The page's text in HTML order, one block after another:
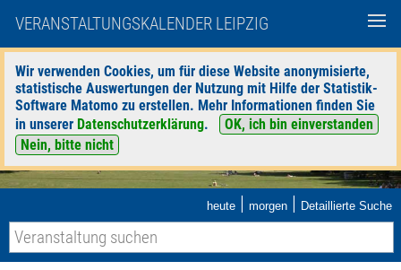
VERANSTALTUNGSKALENDER LEIPZIG
Wir verwenden Cookies, um für diese Website anonymisierte,
statistische Auswertungen der Nutzung mit Hilfe der Statistik-
Software Matomo zu erstellen. Mehr Informationen finden Sie
in unserer Datenschutzerklärung.
OK, ich bin einverstanden
Nein, bitte nicht
heute | morgen | Detaillierte Suche